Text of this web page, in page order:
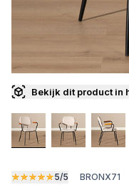
Bekijk dit product in
5/5 BRONX71